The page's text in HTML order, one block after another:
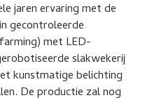
jaren ervaring met de
gecontroleerde
met LED-
slakwekerij
kunstmatige belichting
De productie zal nog